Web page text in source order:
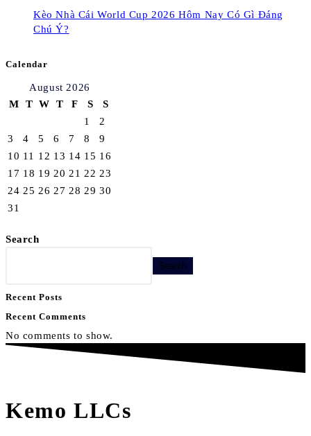
Kèo Nhà Cái World Cup 2026 Hôm Nay Có Gì Đáng
Chú Ý?
Calendar
August 2026
M
T W T F S
S
1
2
3
4 5 6 7 8
9
10 11 12 13 14 15 16
17 18 19 20 21 22 23
24 25 26 27 28 29 30
31
Search
Search
Recent Posts
Recent Comments
No comments to show.
Kemo LLCs